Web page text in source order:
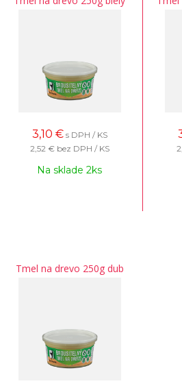
3,10 € s DPH / KS
2,52 € bez DPH / KS
Na sklade 2ks
Tmel na drevo 250g dub